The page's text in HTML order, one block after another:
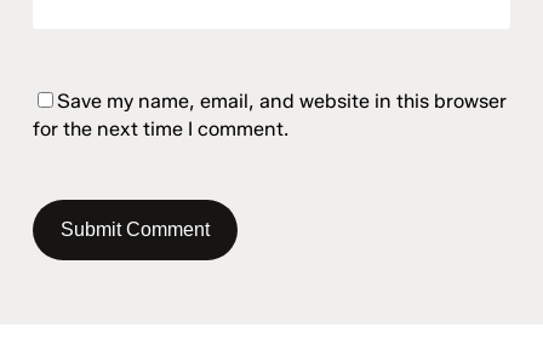
Save my name, email, and website in this browser
for the next time I comment.